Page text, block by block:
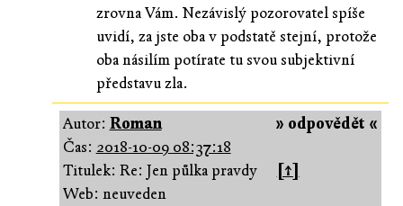
zrovna Vám. Nezávislý pozorovatel spíše
uvidí, za jste oba v podstatě stejní, protože
oba násilím potírate tu svou subjektivní
představu zla.
» odpovědět «
Autor: Roman
Čas: 2018-10-09 08:37:18
Titulek: Re: Jen půlka pravdy
[↑]
Web: neuveden